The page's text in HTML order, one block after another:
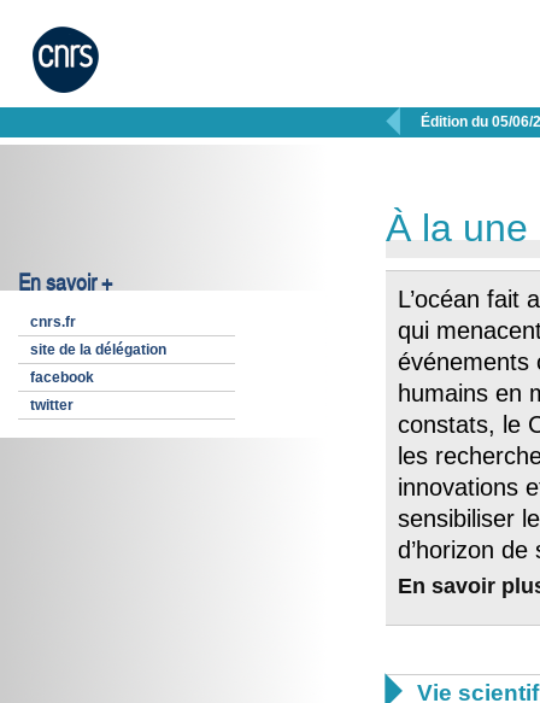
 Édition du 05/06/
En savoir +
cnrs.fr
site de la délégation
facebook
twitter
À la une
L’océan fait
qui
événements
humains en
constats, le
les
innovations
sensibiliser
d’horizon
En savoir
 Vie